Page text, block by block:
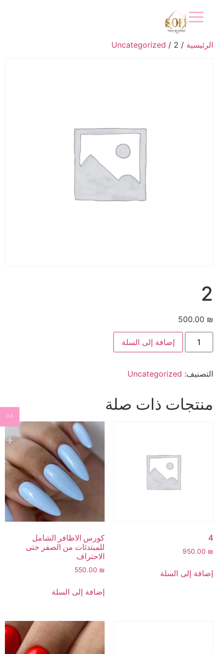
الرئيسية /
Uncategorized / 2
2
500.00 ₪
إضافة إلى السلة
التصنيف: Uncategorized
منتجات ذات صلة
4
950.00 ₪
إضافة إلى السلة
كورس الاظافر الشامل
للمبتدئات من الصفر حتى
الاحتراف
550.00 ₪
إضافة إلى السلة
ILS